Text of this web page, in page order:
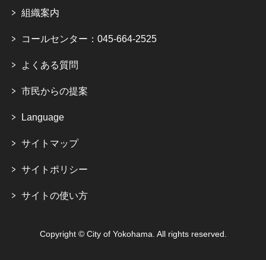
組織案内
コールセンター：045-664-2525
よくある質問
市民からの提案
Language
サイトマップ
サイトポリシー
サイトの使い方
Copyright © City of Yokohama. All rights reserved.